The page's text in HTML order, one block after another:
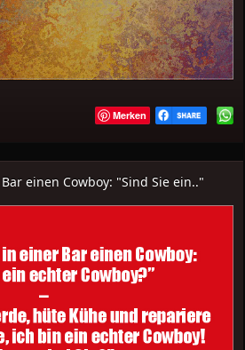
Merken
einen Cowboy: "Sind Sie ein.."